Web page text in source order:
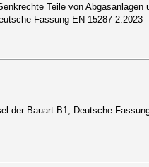
Teile von Abgasanlagen
Fassung EN 15287-2:2023
der Bauart B1; Deutsche